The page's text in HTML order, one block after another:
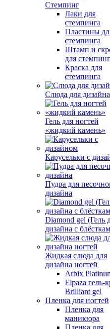
Стемпинг
Лаки для
стемпинга
Пластины
стемпинга
Штамп и
для
Краска для
стемпинга
Слюда для дизайна
Гель для ногтей
«жидкий камень»
Карусельки с
Пудра для
дизайна
Diamond gel (Гель
дизайна с
Жидкая слюда для
дизайна ногтей
Arbix
Elpaza гель-
Brilliant gel
Пленка для ногтей
Пленка для
маникюра
Пленка для